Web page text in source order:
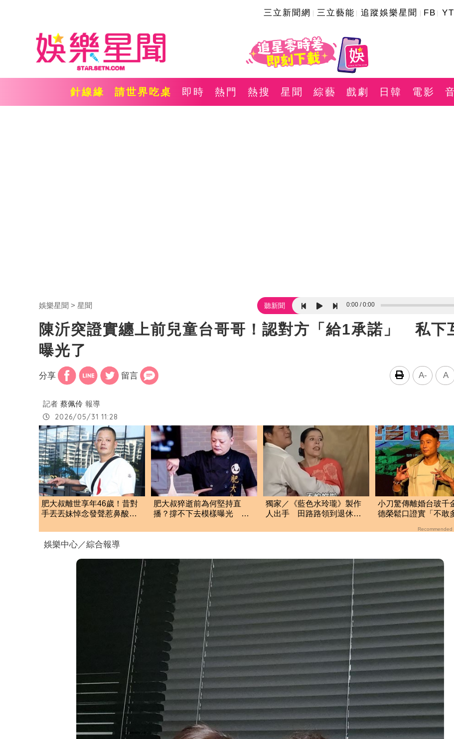
三立新聞網 三立藝能 追蹤娛樂星聞 FB YT
針線緣 請世界吃桌 即時 熱門 熱搜 星聞 綜藝 戲劇 日韓 電影
娛樂星聞 星聞 聽新聞 0:00 0:00
陳沂突證實纏上前兒童台哥哥！認對方「給1承諾」 私下
曝光了
分享 留言 A- A
記者 蔡佩伶 報導
2026/05/31 11:28
肥大叔離世享年46歲！昔對
手丟丟妹悼念發聲惹鼻酸：
肥大叔猝逝前為何堅持直
播？撐不下去模樣曝光 網
獨家／《藍色水玲瓏》製作
人出手 田路路領到退休
小刀驚傳離婚台玻千
德榮鬆口證實「不敢
Recommended
娛樂中心／綜合報導